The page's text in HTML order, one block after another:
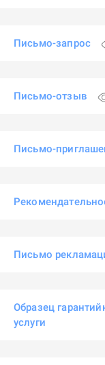
Письмо-запрос
Письмо-отзыв
Письмо-
Письмо
Образец
услуги